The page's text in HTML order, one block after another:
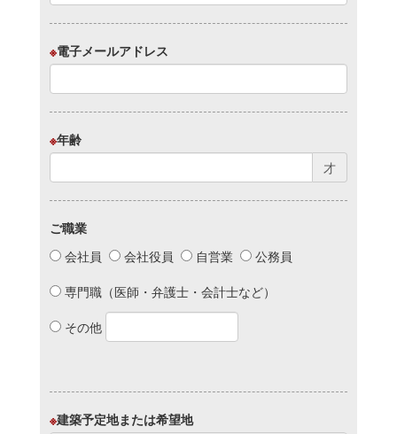
※電子メールアドレス
※年齢
才
ご職業
会社員
会社役員 自営業
公務員
専門職（医師・弁護士・会計士など）
その他
※建築予定地または希望地